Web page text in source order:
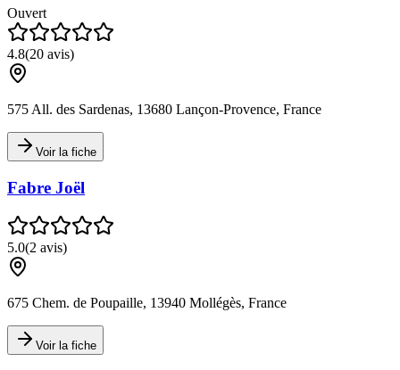
Ouvert
4.8(20 avis)
575 All. des Sardenas, 13680 Lançon-Provence, France
Voir la fiche
Fabre Joël
5.0(2 avis)
675 Chem. de Poupaille, 13940 Mollégès, France
Voir la fiche